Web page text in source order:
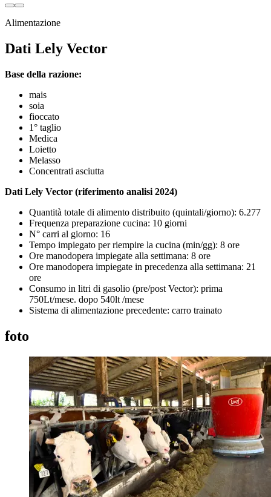
Alimentazione
Dati Lely Vector
Base della razione:
mais
soia
fioccato
1° taglio
Medica
Loietto
Melasso
Concentrati asciutta
Dati Lely Vector (riferimento analisi 2024)
Quantità totale di alimento distribuito (quintali/giorno): 6.277
Frequenza preparazione cucina: 10 giorni
N° carri al giorno: 16
Tempo impiegato per riempire la cucina (min/gg): 8 ore
Ore manodopera impiegate alla settimana: 8 ore
Ore manodopera impiegate in precedenza alla settimana: 21
ore
Consumo in litri di gasolio (pre/post Vector): prima
750Lt/mese. dopo 540lt /mese
Sistema di alimentazione precedente: carro trainato
foto